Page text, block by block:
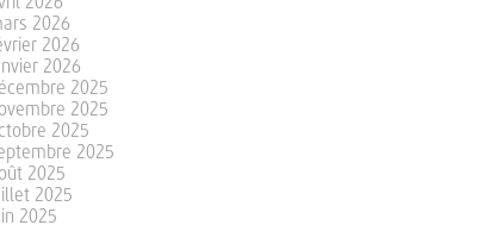
2026
2026
2026
2025
2025
2025
2025
2025
2025
2025